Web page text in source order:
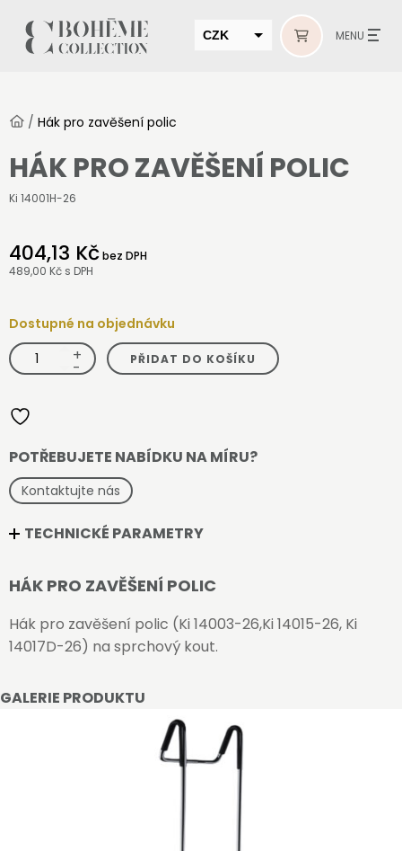
CZK MENU
/ Hák pro zavěšení polic
GALERIE PRODUKTU
HÁK PRO ZAVĚŠENÍ POLIC
Ki 14001H-26
404,13 Kčbez DPH
489,00 Kč s DPH
Dostupné na objednávku
Hák
pro
zavěšení
+
- PŘIDAT DO KOŠÍKU
POTŘEBUJETE NABÍDKU NA MÍRU?
Kontaktujte nás
TECHNICKÉ PARAMETRY
HÁK PRO ZAVĚŠENÍ POLIC
Hák pro zavěšení polic (Ki 14003-26,Ki 14015-26, Ki
14017D-26) na sprchový kout.